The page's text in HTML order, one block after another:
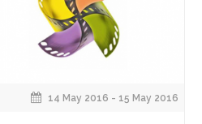
14 May 2016 - 15 May 2016